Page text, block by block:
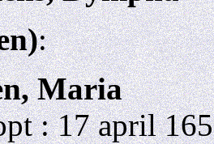
:
Maria
: 17 april